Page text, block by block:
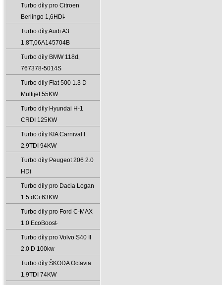
Turbo díly pro Citroen
Berlingo 1‚6HDi̵
Turbo díly Audi A3
1.8T‚06A145704B
Turbo díly BMW 118d‚
767378-5014S
Turbo díly Fiat 500 1.3 D
Multijet 55KW
Turbo díly Hyundai H-1
CRDI 125KW
Turbo díly KIA Carnival I.
2‚9TDI 94KW
Turbo díly Peugeot 206 2.0
HDi
Turbo díly pro Dacia Logan
1.5 dCi 63KW
Turbo díly pro Ford C-MAX
1.0 EcoBoost̵
Turbo díly pro Volvo S40 II
2.0 D 100kw
Turbo díly ŠKODA Octavia
1‚9TDI 74KW